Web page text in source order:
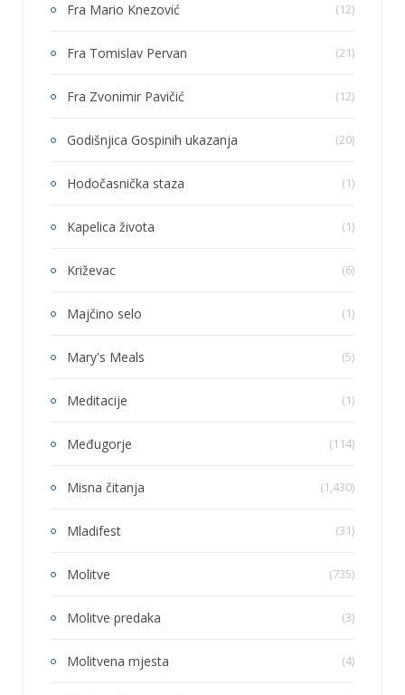
Fra Mario Knezović (12)
Fra Tomislav Pervan (21)
Fra Zvonimir Pavičić (12)
Godišnjica Gospinih ukazanja (20)
Hodočasnička staza (1)
Kapelica života (1)
Križevac (6)
Majčino selo (1)
Mary's Meals (5)
Meditacije (1)
Međugorje (114)
Misna čitanja (1,430)
Mladifest (31)
Molitve (735)
Molitve predaka (3)
Molitvena mjesta (4)